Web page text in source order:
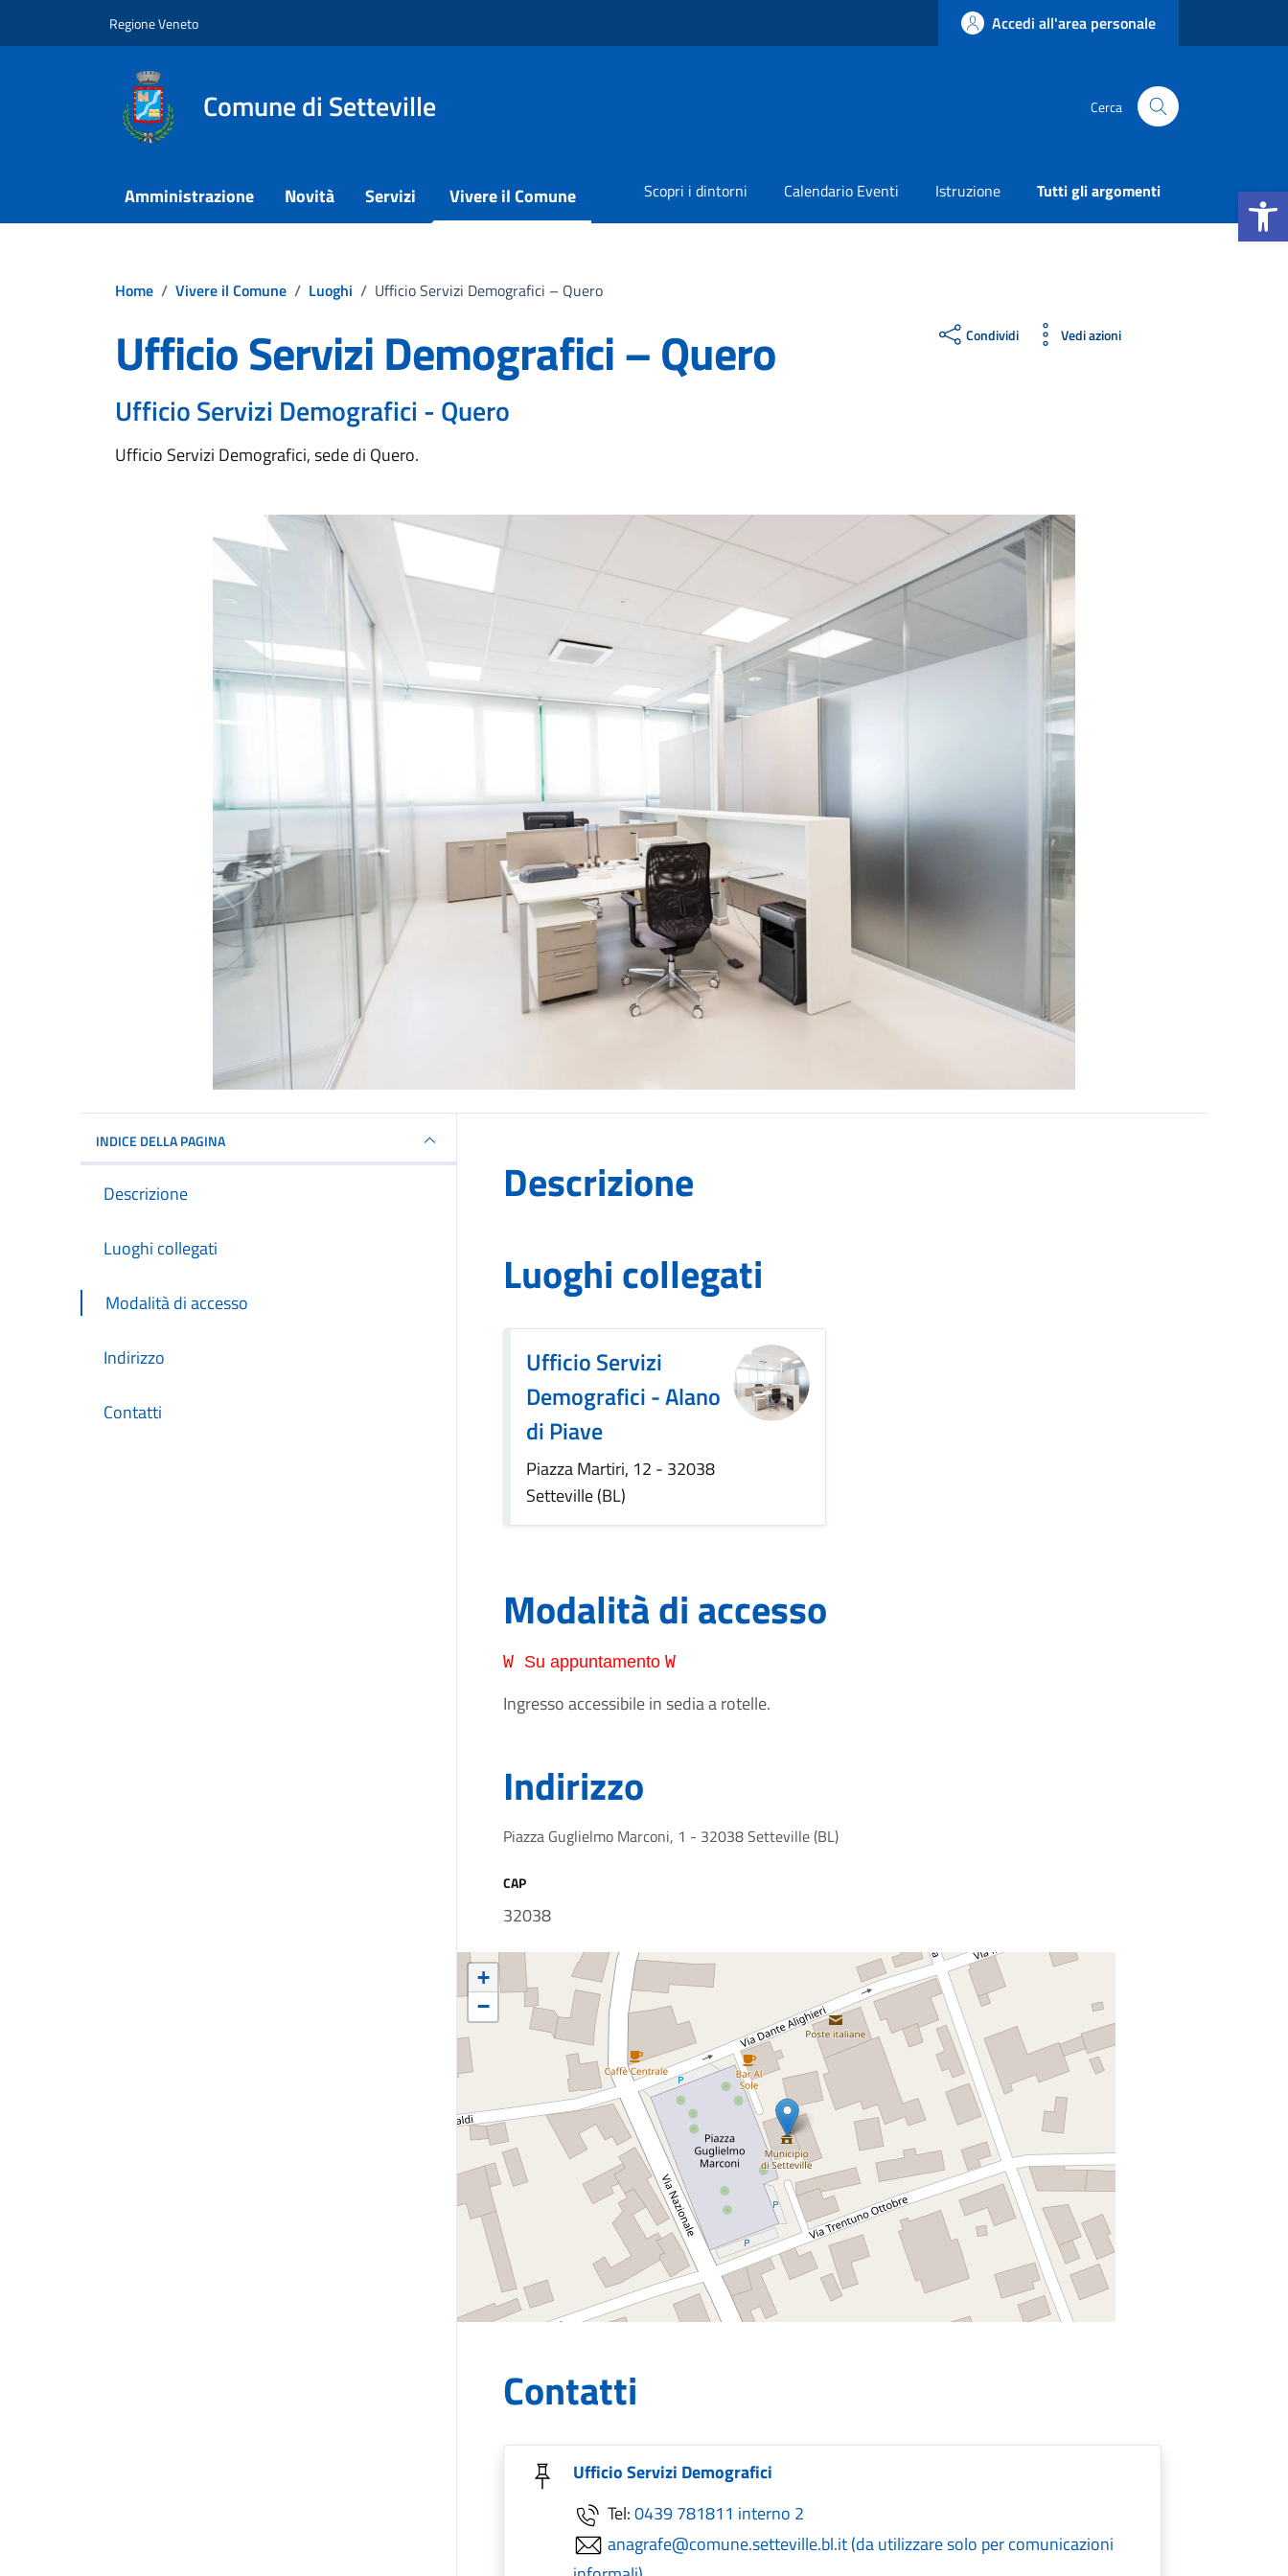
Apri la
Regione Veneto Accedi all'area personale
Comune di Setteville Cerca
Amministrazione Novità Servizi Vivere il Comune Scopri i dintorni Calendario Eventi Istruzione Tutti gli argomenti
Home / Vivere il Comune / Luoghi / Ufficio Servizi Demografici – Quero
Ufficio Servizi Demografici – Quero
Ufficio Servizi Demografici - Quero
Ufficio Servizi Demografici, sede di Quero.
Condividi Vedi azioni
INDICE DELLA PAGINA
Descrizione
Luoghi collegati
Modalità di accesso
Indirizzo
Contatti
Descrizione
Luoghi collegati
Ufficio Servizi
Demografici - Alano
di Piave
Piazza Martiri, 12 - 32038
Setteville (BL)
Modalità di accesso
W Su appuntamento W
Ingresso accessibile in sedia a rotelle.
Indirizzo
Piazza Guglielmo Marconi, 1 - 32038 Setteville (BL)
CAP
32038
+
−
Contatti
Ufficio Servizi Demografici
Tel:0439 781811 interno 2
anagrafe@comune.setteville.bl.it (da utilizzare solo per comunicazioni